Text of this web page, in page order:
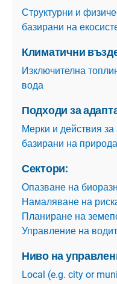
Структурни и
базирани на
Климатични
Изключителна
вода
Подходи за
Мерки и действия за
базирани на
Сектори:
Опазване на
Намаляване на
Планиране на
Управление на
Ниво на
Local (e.g. city or